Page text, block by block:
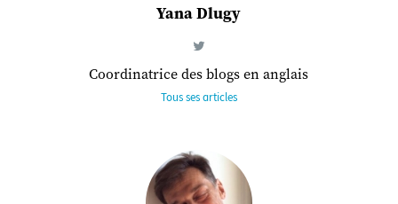
Yana Dlugy
Coordinatrice des blogs en anglais
Tous ses articles